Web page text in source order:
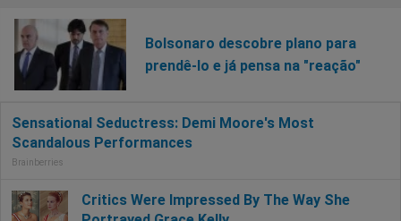
Bolsonaro descobre plano para
prendê-lo e já pensa na "reação"